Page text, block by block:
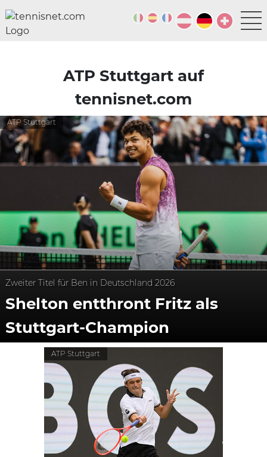
ATP Stuttgart auf
tennisnet.com
ATP Stuttgart
Zweiter Titel für Ben in Deutschland 2026
Shelton entthront Fritz als
Stuttgart-Champion
ATP Stuttgart